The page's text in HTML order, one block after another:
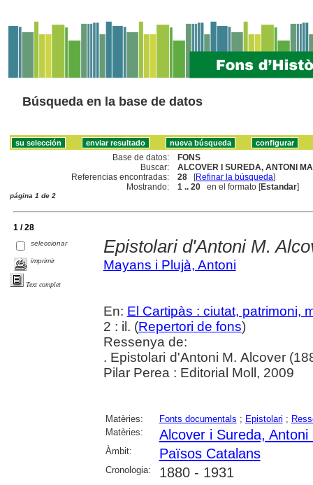
Búsqueda en la base de datos
Base de datos:
FONS
Buscar:
ALCOVER I SUREDA, ANTONI
Referencias encontradas:
28 [Refinar la búsqueda]
Mostrando:
1 .. 20 en el formato [Estandar]
página 1 de 2
1 / 28
seleccionar
imprimir
Text complet
Epistolari d'Antoni M.
Mayans i Plujà, Antoni
En: El Cartipàs : ciutat, patrimoni,
2 : il. (Repertori de fons)
Ressenya de:
. Epistolari d'Antoni M. Alcover
Pilar Perea : Editorial Moll, 2009
Matèries: Fonts documentals ; Epistolari ;
Matèries:
Alcover i Sureda, Antoni
Àmbit: Països Catalans
Cronologia: 1880 - 1931